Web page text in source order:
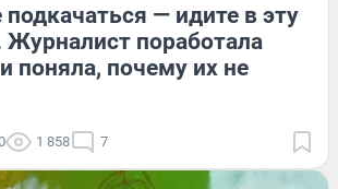
подкачаться — идите в эту
поработала
поняла, почему их не
1 858 7